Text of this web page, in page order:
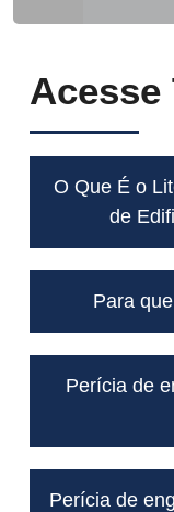
Acesse
O Que É o
de
Para
Perícia de
Perícia de